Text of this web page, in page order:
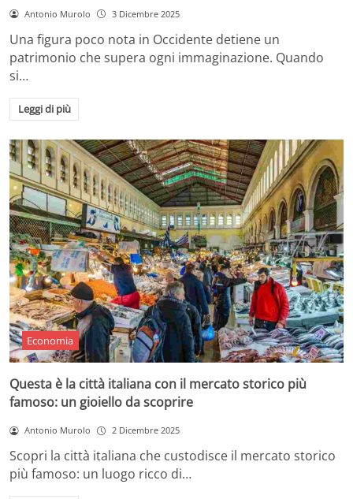
Antonio Murolo 3 Dicembre 2025
Una figura poco nota in Occidente detiene un
patrimonio che supera ogni immaginazione. Quando
si…
Leggi di più
Economia
Questa è la città italiana con il mercato storico più
famoso: un gioiello da scoprire
Antonio Murolo 2 Dicembre 2025
Scopri la città italiana che custodisce il mercato storico
più famoso: un luogo ricco di…